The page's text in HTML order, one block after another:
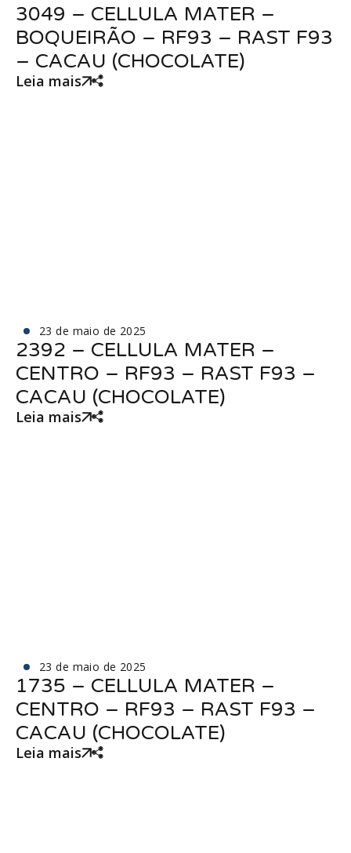
3049 – CELLULA MATER –
BOQUEIRÃO – RF93 – RAST F93
– CACAU (CHOCOLATE)
Leia mais
23 de maio de 2025
2392 – CELLULA MATER –
CENTRO – RF93 – RAST F93 –
CACAU (CHOCOLATE)
Leia mais
23 de maio de 2025
1735 – CELLULA MATER –
CENTRO – RF93 – RAST F93 –
CACAU (CHOCOLATE)
Leia mais